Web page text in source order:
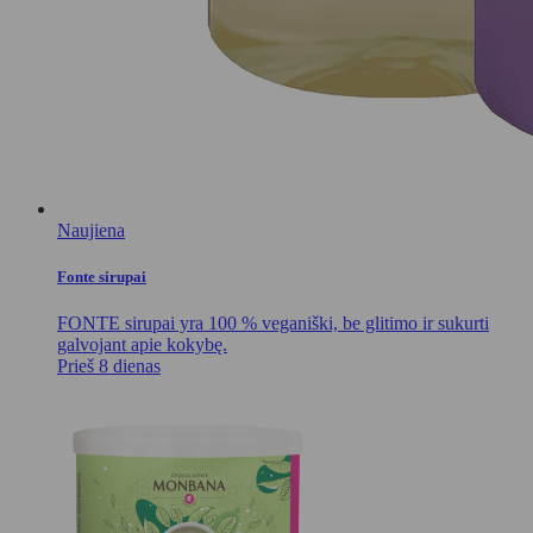
Naujiena
Fonte sirupai
FONTE sirupai yra 100 % veganiški, be glitimo ir sukurti
galvojant apie kokybę.
Prieš 8 dienas